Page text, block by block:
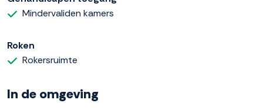
Mindervaliden kamers
Roken
Rokersruimte
In de omgeving